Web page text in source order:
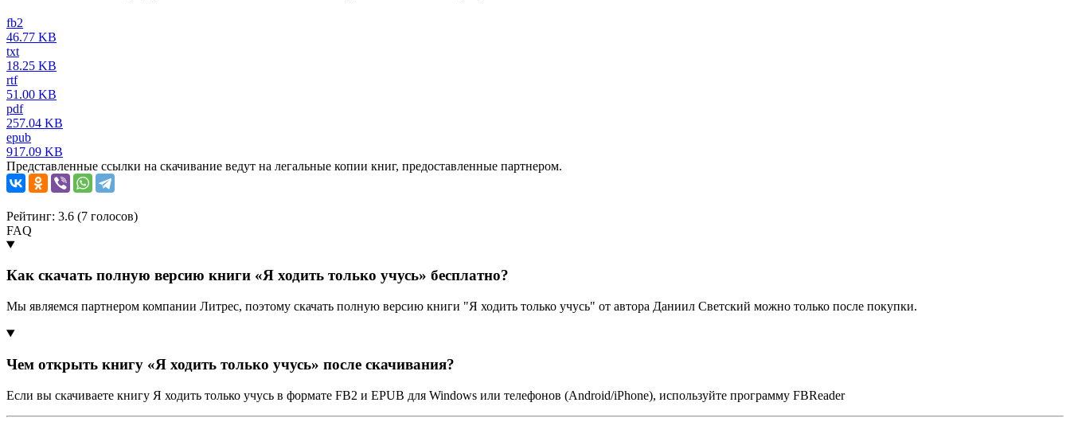
fb2
46.77 KB
txt
18.25 KB
rtf
51.00 KB
pdf
257.04 KB
epub
917.09 KB
Представленные ссылки на скачивание ведут на легальные копии книг, предоставленные партнером.
Рейтинг: 3.6 (7 голосов)
FAQ
Как скачать полную версию книги «Я ходить только учусь» бесплатно?
Мы являемся партнером компании Литрес, поэтому скачать полную версию книги "Я ходить только учусь" от автора Даниил Светский можно только после покупки.
Чем открыть книгу «Я ходить только учусь» после скачивания?
Если вы скачиваете книгу Я ходить только учусь в формате FB2 и EPUB для Windows или телефонов (Android/iPhone), используйте программу FBReader